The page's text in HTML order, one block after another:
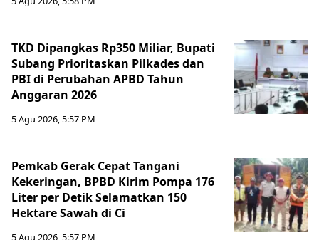
TKD Dipangkas Rp350 Miliar, Bupati
Subang Prioritaskan Pilkades dan
PBI di Perubahan APBD Tahun
Anggaran 2026
5 Agu 2026, 5:57 PM
Pemkab Gerak Cepat Tangani
Kekeringan, BPBD Kirim Pompa 176
Liter per Detik Selamatkan 150
Hektare Sawah di Ci
5 Agu 2026, 5:57 PM